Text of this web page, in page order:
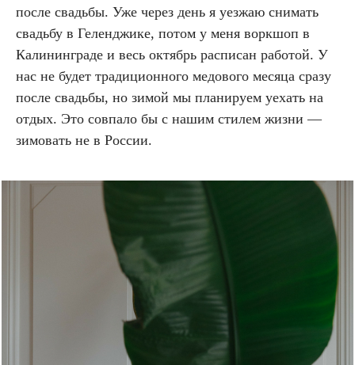
после свадьбы. Уже через день я уезжаю снимать
свадьбу в Геленджике, потом у меня воркшоп в
Калининграде и весь октябрь расписан работой. У
нас не будет традиционного медового месяца сразу
после свадьбы, но зимой мы планируем уехать на
отдых. Это совпало бы с нашим стилем жизни —
зимовать не в России.